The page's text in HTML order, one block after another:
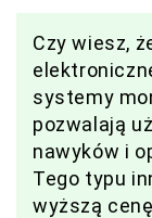
Czy wiesz,
systemy
pozwalają
nawyków i
Tego typu
wyższą